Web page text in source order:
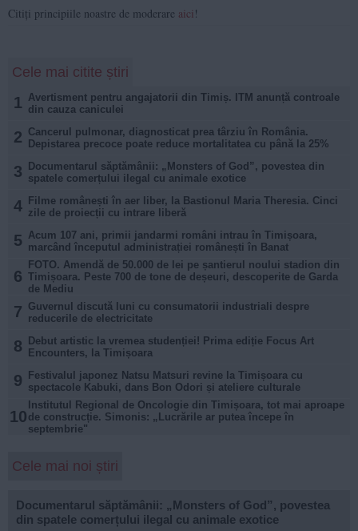
Citiți principiile noastre de moderare aici !
Cele mai citite știri
1 Avertisment pentru angajatorii din Timiș. ITM anunță controale
din cauza caniculei
2 Cancerul pulmonar, diagnosticat prea târziu în România.
Depistarea precoce poate reduce mortalitatea cu până la 25%
3
Documentarul săptămânii: „Monsters of God”, povestea din
spatele comerțului ilegal cu animale exotice
4
Filme românești în aer liber, la Bastionul Maria Theresia. Cinci
zile de proiecții cu intrare liberă
5 Acum 107 ani, primii jandarmi români intrau în Timișoara,
marcând începutul administrației românești în Banat
6
FOTO. Amendă de 50.000 de lei pe șantierul noului stadion din
Timișoara. Peste 700 de tone de deșeuri, descoperite de Garda
de Mediu
7 Guvernul discută luni cu consumatorii industriali despre
reducerile de electricitate
8
Debut artistic la vremea studenției! Prima ediție Focus Art
Encounters, la Timișoara
9
Festivalul japonez Natsu Matsuri revine la Timișoara cu
spectacole Kabuki, dans Bon Odori și ateliere culturale
10
Institutul Regional de Oncologie din Timișoara, tot mai aproape
de construcție. Simonis: „Lucrările ar putea începe în
septembrie"
Cele mai noi știri
Documentarul săptămânii: „Monsters of God”, povestea
din spatele comerțului ilegal cu animale exotice